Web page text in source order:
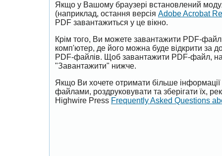
Якщо у Вашому браузері встановлений
(наприклад, остання версія Adobe Acrobat
PDF завантажиться у це вікно.
Крім того, Ви можете завантажити PDF-
комп'ютер, де його можна буде відкрити за
PDF-файлів. Щоб завантажити PDF-файл,
"Завантажити" нижче.
Якщо Ви хочете отримати більше
файлами, роздруковувати та зберігати їх,
Highwire Press Frequently Asked Questions